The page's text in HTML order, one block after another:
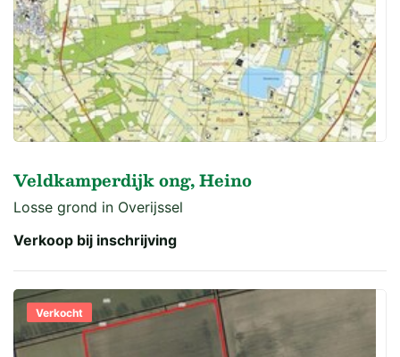
Veldkamperdijk ong, Heino
Losse grond in Overijssel
Verkoop bij inschrijving
Verkocht